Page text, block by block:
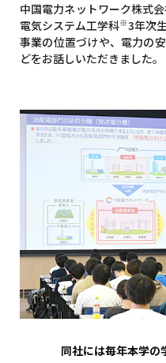
中国電力ネットワーク株式
電気システム工学科※3年次
事業の位置づけや、電力の
どをお話しいただきました。
同社には毎年本学の